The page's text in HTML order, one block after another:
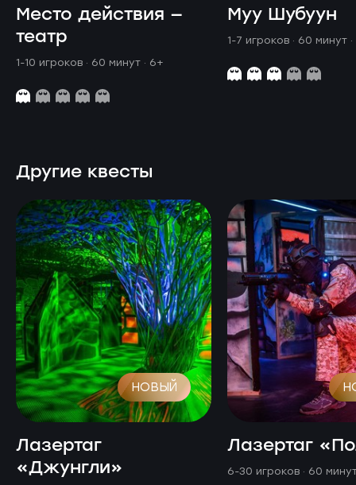
Место действия —
театр
1-10 игроков · 60 минут · 6+
Муу Шубуун
1-7 игроков · 60 минут
Другие квесты
НОВЫЙ
Лазертаг
«Джунгли»
Лазертаг
6-30 игроков · 60